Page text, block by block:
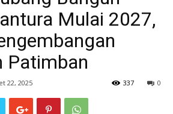
Mulai 2027,
Patimban
22, 2025 0
337